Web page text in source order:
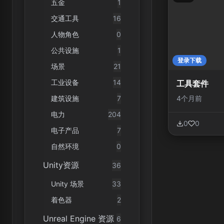
五金
1
交通工具
16
人物角色
0
公共设施
1
场景
21
工业设备
14
建筑设施
7
电力
204
电子产品
7
自然环境
0
Unity资源 36
Unity 场景
33
着色器
2
Unreal Engine 资源 6
登录下载
工具套件
4个月前
0 0